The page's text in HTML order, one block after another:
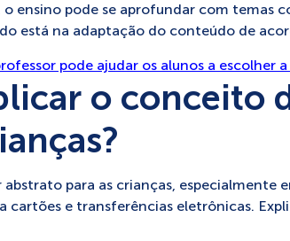
o ensino pode se aprofundar com temas
está na adaptação do conteúdo de
pode ajudar os alunos a escolher
o conceito
para as crianças, especialmente
cartões e transferências eletrônicas.